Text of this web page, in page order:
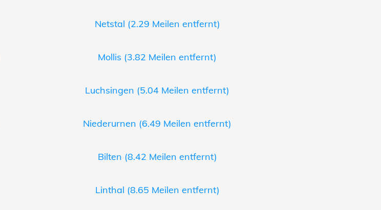
Netstal (2.29 Meilen entfernt)
Mollis (3.82 Meilen entfernt)
Luchsingen (5.04 Meilen entfernt)
Niederurnen (6.49 Meilen entfernt)
Bilten (8.42 Meilen entfernt)
Linthal (8.65 Meilen entfernt)